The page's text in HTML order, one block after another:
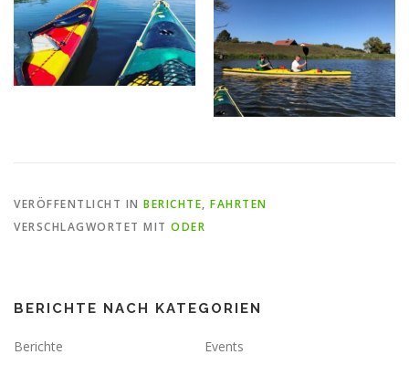
VERÖFFENTLICHT IN BERICHTE, FAHRTEN
VERSCHLAGWORTET MIT ODER
BERICHTE NACH KATEGORIEN
Berichte
Events